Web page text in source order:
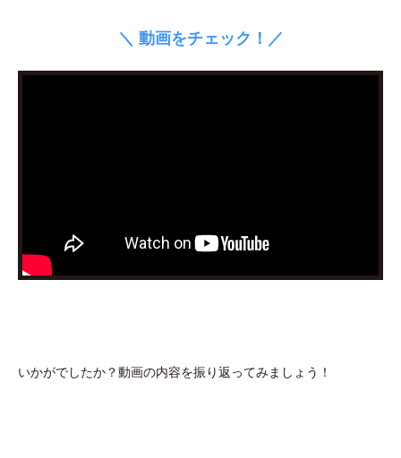
＼ 動画をチェック！／
いかがでしたか？動画の内容を振り返ってみましょう！